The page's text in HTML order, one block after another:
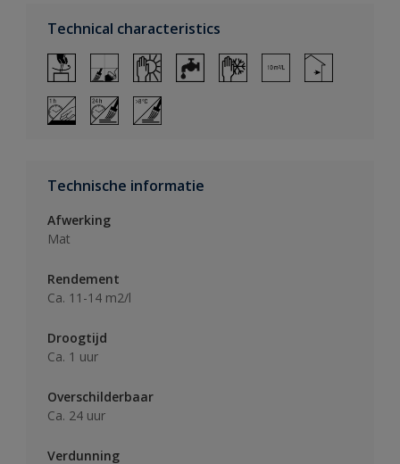
Technical characteristics
Technische informatie
Afwerking
Mat
Rendement
Ca. 11-14 m2/l
Droogtijd
Ca. 1 uur
Overschilderbaar
Ca. 24 uur
Verdunning